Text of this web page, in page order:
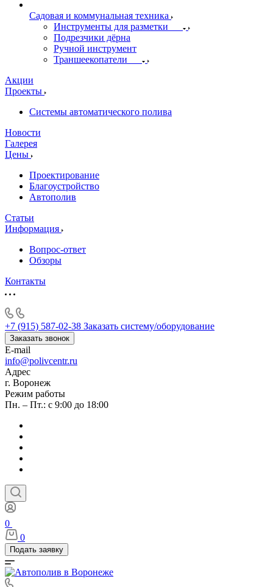
Садовая и коммунальная техника
Инструменты для разметки
Подрезчики дёрна
Ручной инструмент
Траншеекопатели
Акции
Проекты
Системы автоматического полива
Новости
Галерея
Цены
Проектирование
Благоустройство
Автополив
Статьи
Информация
Вопрос-ответ
Обзоры
Контакты
+7 (915) 587-02-38 Заказать систему/оборудование
Заказать звонок
E-mail
info@polivcentr.ru
Адрес
г. Воронеж
Режим работы
Пн. – Пт.: с 9:00 до 18:00
0
0
Подать заявку